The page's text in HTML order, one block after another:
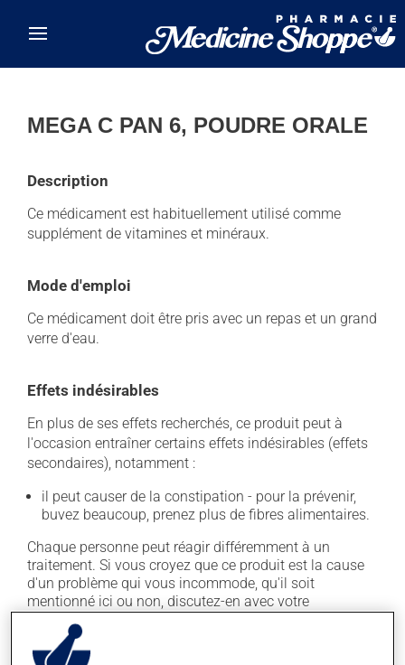
MEGA C PAN 6, POUDRE ORALE
Description
Ce médicament est habituellement utilisé comme
supplément de vitamines et minéraux.
Mode d'emploi
Ce médicament doit être pris avec un repas et un grand
verre d'eau.
Effets indésirables
En plus de ses effets recherchés, ce produit peut à
l'occasion entraîner certains effets indésirables (effets
secondaires), notamment :
il peut causer de la constipation - pour la prévenir,
buvez beaucoup, prenez plus de fibres alimentaires.
Chaque personne peut réagir différemment à un
traitement. Si vous croyez que ce produit est la cause
d'un problème qui vous incommode, qu'il soit
mentionné ici ou non, discutez-en avec votre
professionnel(le) de la santé. Il ou elle peut vous aider
à déterminer si votre traitement en est effectivement la
cause et, au besoin, vous aider à bien gérer la situation.